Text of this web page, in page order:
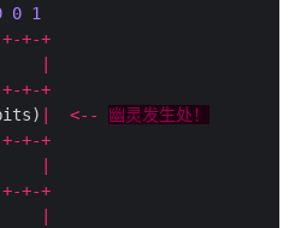
0 1
+-+
+-+
<--
幽灵发生处！
+-+
+-+